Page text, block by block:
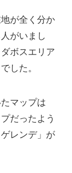
が全く分か
がいまし
ボスエリア
した。
マップは
だったよう
レンデ」が